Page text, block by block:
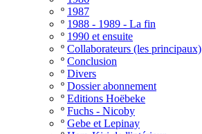
º 1987
º 1988 - 1989 - La fin
º 1990 et ensuite
º Collaborateurs (les principaux)
º Conclusion
º Divers
º Dossier abonnement
º Editions Hoëbeke
º Fuchs - Nicoby
º Gebe et Lepinay